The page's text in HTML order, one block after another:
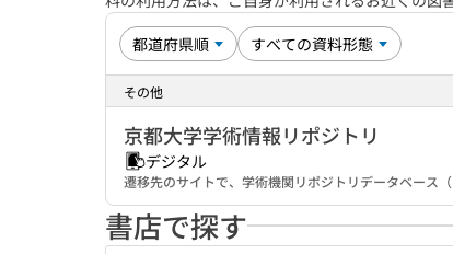
その他
京都大学学術情報リポジトリ
デジタル
遷移先のサイトで、学術機関リポジトリデータベース
書店で探す